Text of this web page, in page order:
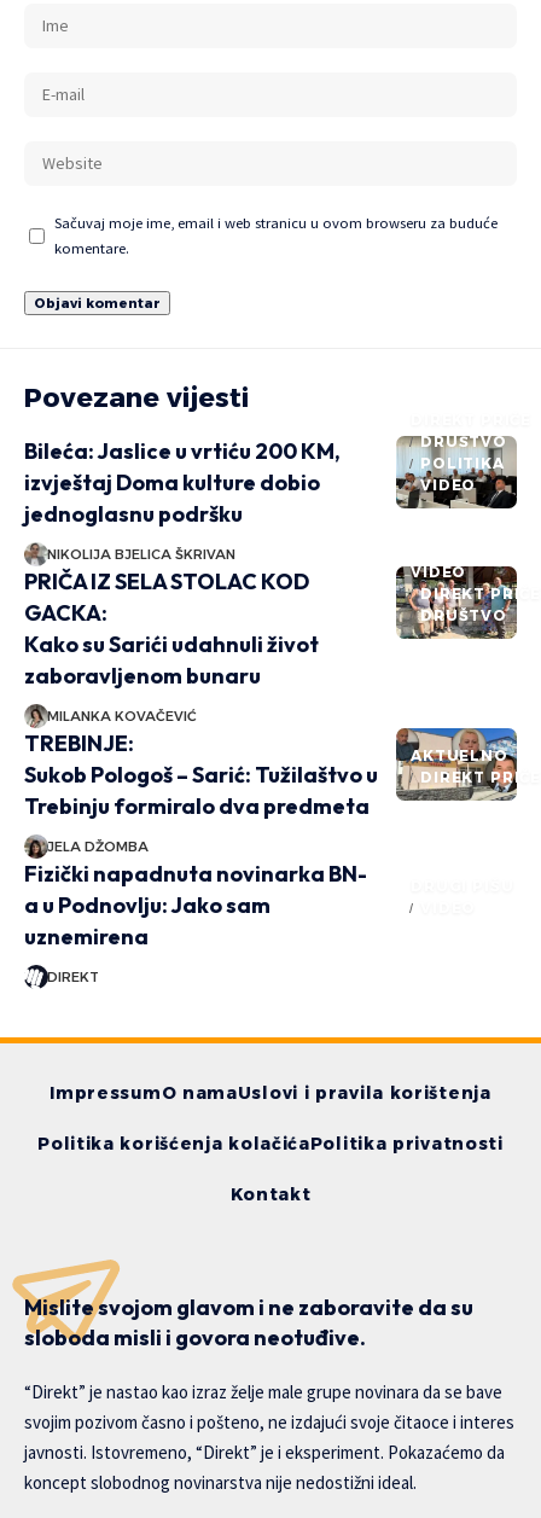
Sačuvaj moje ime, email i web stranicu u ovom browseru za buduće
komentare.
Povezane vijesti
DRUŠTVO
POLITIKA
VIDEO
Bileća: Jaslice u vrtiću 200 KM,
izvještaj Doma kulture dobio
jednoglasnu podršku
NIKOLIJA BJELICA ŠKRIVAN
VIDEO
DIREKT PRIČE
DRUŠTVO
PRIČA IZ SELA STOLAC KOD
GACKA:
Kako su Sarići udahnuli život
zaboravljenom bunaru
MILANKA KOVAČEVIĆ
AKTUELNO
DIREKT PRIČE
TREBINJE:
Sukob Pologoš – Sarić: Tužilaštvo u
Trebinju formiralo dva predmeta
JELA DŽOMBA
Fizički napadnuta novinarka BN-
a u Podnovlju: Jako sam
uznemirena
DIREKT
ImpressumO namaUslovi i pravila korištenja
Politika korišćenja kolačićaPolitika privatnosti
Kontakt
Mislite svojom glavom i ne zaboravite da su
sloboda misli i govora neotuđive.
“Direkt” je nastao kao izraz želje male grupe novinara da se bave
svojim pozivom časno i pošteno, ne izdajući svoje čitaoce i interes
javnosti. Istovremeno, “Direkt” je i eksperiment. Pokazaćemo da
koncept slobodnog novinarstva nije nedostižni ideal.